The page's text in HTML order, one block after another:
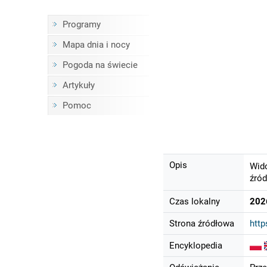
Programy
Mapa dnia i nocy
Pogoda na świecie
Artykuły
Pomoc
Opis
Czas lokalny
Strona źródłowa
Encyklopedia